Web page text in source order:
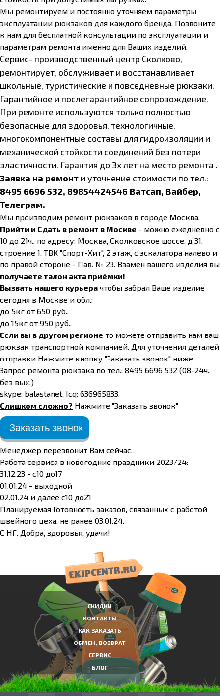
Мы ремонтируем и постоянно уточняем параметры
эксплуатации рюкзаков для каждого бренда. Позвоните
к нам для бесплатной консультации по эксплуатации и
параметрам ремонта именно для Ваших изделий.
Сервис- производственный центр Сколково,
ремонтирует, обслуживает и восстанавливает
школьные, туристические и повседневные рюкзаки.
Гарантийное и послегарантийное сопровождение.
При ремонте используются только полностью
безопасные для здоровья, технологичные,
многокомпонентные составы для гидроизоляции и
механической стойкости соединений без потери
эластичности. Гарантия до 3х лет на место ремонта .
Заявка на ремонт и уточнение стоимости по тел.:
8495 6696 532, 89854424546 Ватсап, Вайбер,
Телеграм.
Мы производим ремонт рюкзаков в городе Москва.
Прийти и Сдать в ремонт в Москве - можно ежедневно с
10 до 21ч., по адресу: Москва, Сколковское шоссе, д 31,
строение 1, ТВК "Спорт-Хит", 2 этаж, с эскалатора налево и
по правой стороне - Пав. № 23. Взамен вашего изделия вы
получаете талон акта приёмки!
Вызвать нашего курьера чтобы забрал Ваше изделие
сегодня в Москве и обл.:
до 5кг от 650 руб.,
до 15кг от 950 руб.,
Если вы в другом регионе то можете отправить нам ваш
рюкзак транспортной компанией. Для уточнения деталей
отправки Нажмите кнопку "Заказать звонок" ниже.
Запрос ремонта рюкзака по тел.: 8495 6696 532 (08-24ч.,
без вых.)
skype: balastanet, Icq: 636965833.
Слишком сложно? Нажмите "Заказать звонок"
Заказать звонок
Менеджер перезвонит Вам сейчас.
Работа сервиса в новогодние праздники 2023/24:
31.12.23 - с10 до17
01.01.24 - выходной
02.01.24 и далее с10 до21
Планируемая Готовность заказов, связанных с работой
швейного цеха, не ранее 03.01.24.
С НГ. Добра, здоровья, удачи!
СКИДКИ
КОНТАКТЫ
КАК ЗАКАЗАТЬ
ОБМЕН, ВОЗВРАТ
СЕРВИС
БЛОГ